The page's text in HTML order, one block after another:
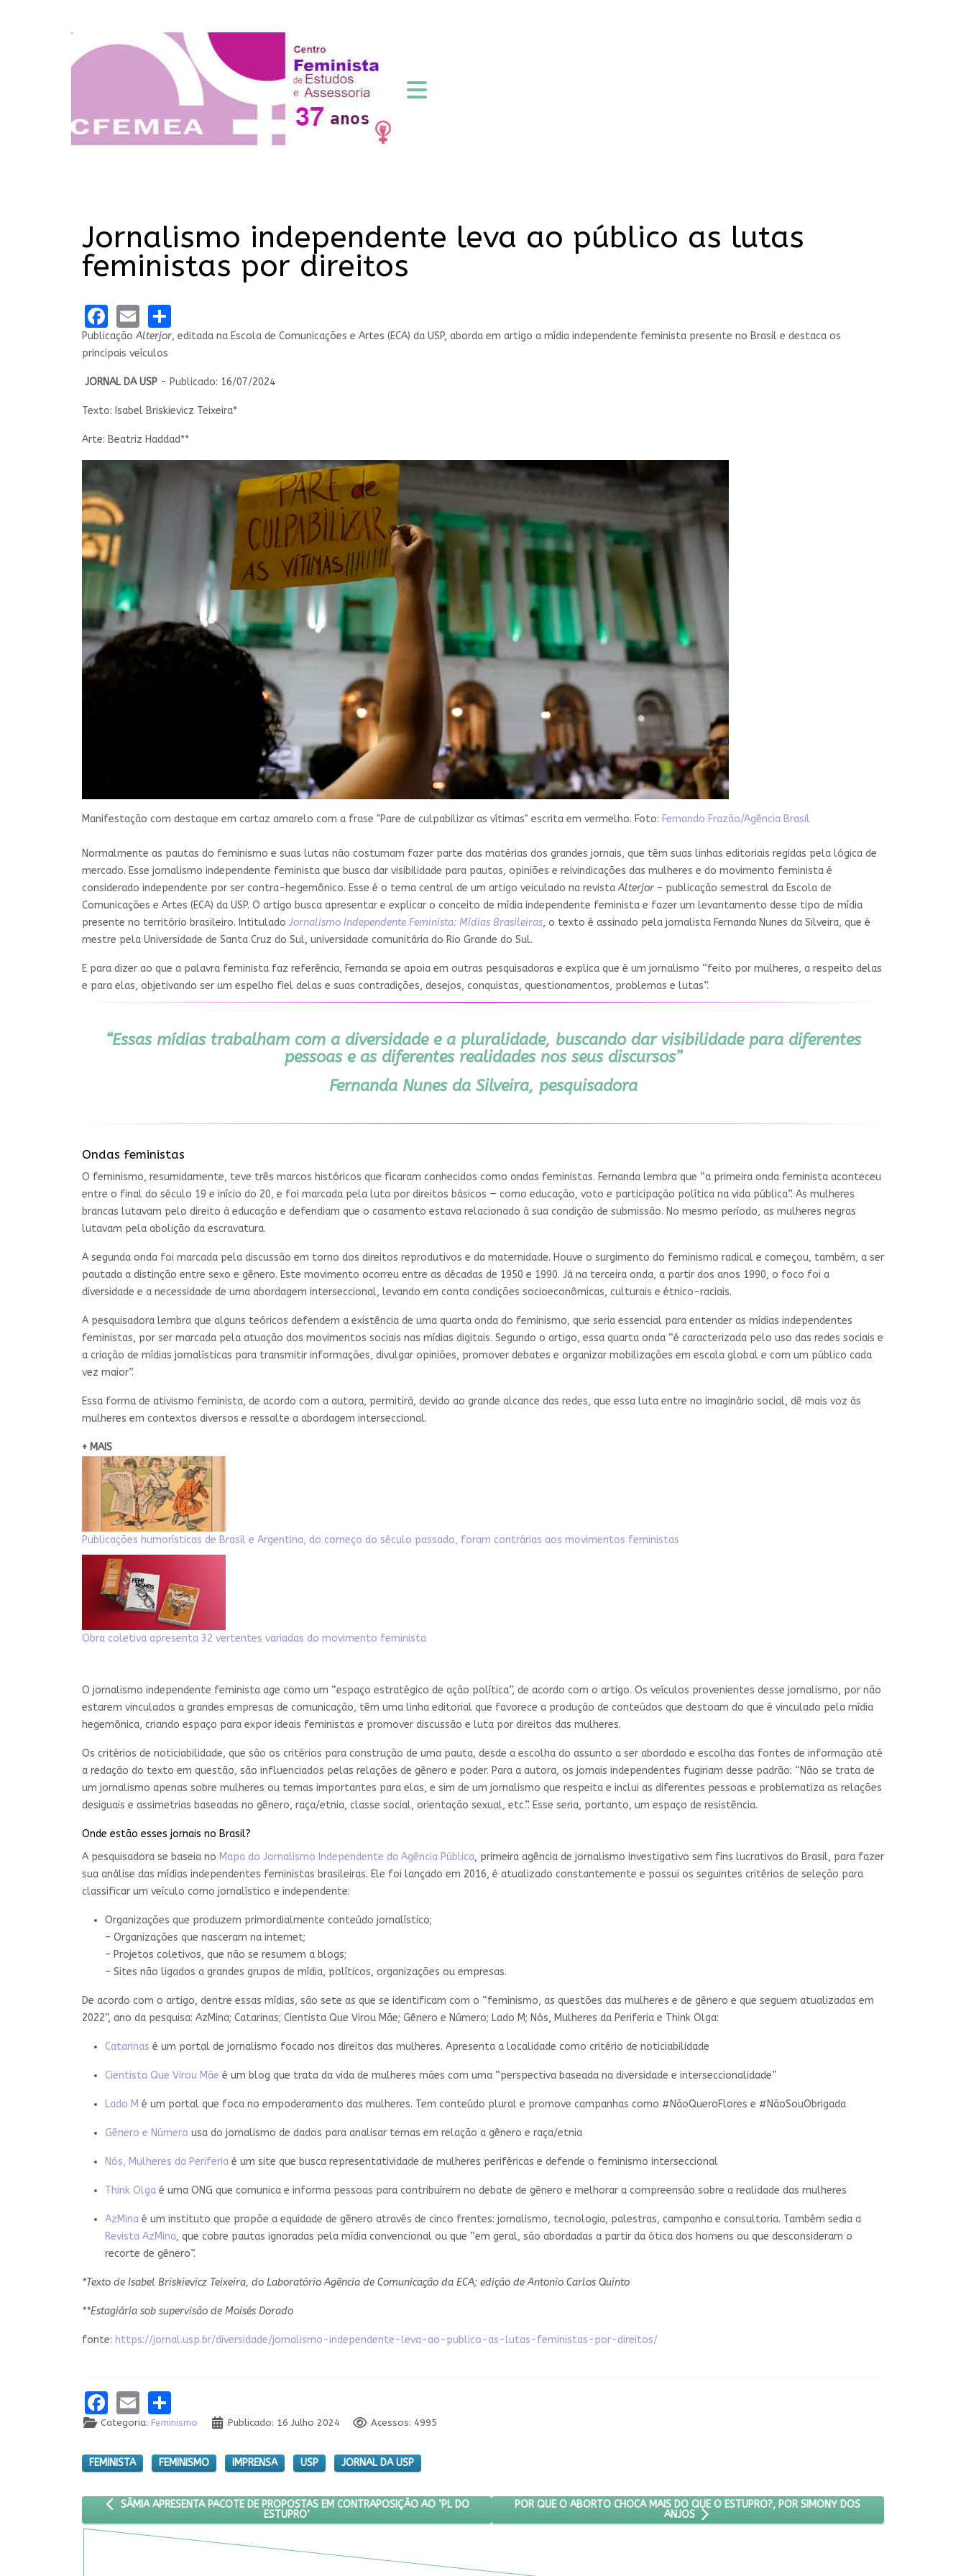
Jornalismo independente leva ao público as lutas
feministas por direitos
Facebook
Email
PublicaçãoAlterjor, editada na Escola de Comunicações e Artes (ECA) da USP, aborda em artigo a mídia independente feminista presente no Brasil e destaca os
principais veículos
JORNAL DA USP - Publicado: 16/07/2024
Texto: Isabel Briskievicz Teixeira*
Arte: Beatriz Haddad**
Manifestação com destaque em cartaz amarelo com a frase "Pare de culpabilizar as vítimas" escrita em vermelho. Foto: Fernando Frazão/Agência Brasil
Normalmente as pautas do feminismo e suas lutas não costumam fazer parte das matérias dos grandes jornais, que têm suas linhas editoriais regidas pela lógica de
mercado. Esse jornalismo independente feminista que busca dar visibilidade para pautas, opiniões e reivindicações das mulheres e do movimento feminista é
considerado independente por ser contra-hegemônico. Esse é o tema central de um artigo veiculado na revistaAlterjor – publicação semestral da Escola de
Comunicações e Artes (ECA) da USP. O artigo busca apresentar e explicar o conceito de mídia independente feminista e fazer um levantamento desse tipo de mídia
presente no território brasileiro. IntituladoJornalismo Independente Feminista: Mídias Brasileiras, o texto é assinado pela jornalista Fernanda Nunes da Silveira, que é
mestre pela Universidade de Santa Cruz do Sul, universidade comunitária do Rio Grande do Sul.
E para dizer ao que a palavra feminista faz referência, Fernanda se apoia em outras pesquisadoras e explica que é um jornalismo “feito por mulheres, a respeito delas
e para elas, objetivando ser um espelho fiel delas e suas contradições, desejos, conquistas, questionamentos, problemas e lutas”.
“Essas mídias trabalham com a diversidade e a pluralidade, buscando dar visibilidade para diferentes
pessoas e as diferentes realidades nos seus discursos”
Fernanda Nunes da Silveira, pesquisadora
Ondas feministas
O feminismo, resumidamente, teve três marcos históricos que ficaram conhecidos como ondas feministas. Fernanda lembra que “a primeira onda feminista aconteceu
entre o final do século 19 e início do 20, e foi marcada pela luta por direitos básicos — como educação, voto e participação política na vida pública”. As mulheres
brancas lutavam pelo direito à educação e defendiam que o casamento estava relacionado à sua condição de submissão. No mesmo período, as mulheres negras
lutavam pela abolição da escravatura.
A segunda onda foi marcada pela discussão em torno dos direitos reprodutivos e da maternidade. Houve o surgimento do feminismo radical e começou, também, a ser
pautada a distinção entre sexo e gênero. Este movimento ocorreu entre as décadas de 1950 e 1990. Já na terceira onda, a partir dos anos 1990, o foco foi a
diversidade e a necessidade de uma abordagem interseccional, levando em conta condições socioeconômicas, culturais e étnico-raciais.
A pesquisadora lembra que alguns teóricos defendem a existência de uma quarta onda do feminismo, que seria essencial para entender as mídias independentes
feministas, por ser marcada pela atuação dos movimentos sociais nas mídias digitais. Segundo o artigo, essa quarta onda “é caracterizada pelo uso das redes sociais e
a criação de mídias jornalísticas para transmitir informações, divulgar opiniões, promover debates e organizar mobilizações em escala global e com um público cada
vez maior”.
Essa forma de ativismo feminista, de acordo com a autora, permitirá, devido ao grande alcance das redes, que essa luta entre no imaginário social, dê mais voz às
mulheres em contextos diversos e ressalte a abordagem interseccional.
+ MAIS
Publicações humorísticas de Brasil e Argentina, do começo do século passado, foram contrárias aos movimentos feministas
Obra coletiva apresenta 32 vertentes variadas do movimento feminista
O jornalismo independente feminista age como um “espaço estratégico de ação política”, de acordo com o artigo. Os veículos provenientes desse jornalismo, por não
estarem vinculados a grandes empresas de comunicação, têm uma linha editorial que favorece a produção de conteúdos que destoam do que é vinculado pela mídia
hegemônica, criando espaço para expor ideais feministas e promover discussão e luta por direitos das mulheres.
Os critérios de noticiabilidade, que são os critérios para construção de uma pauta, desde a escolha do assunto a ser abordado e escolha das fontes de informação até
a redação do texto em questão, são influenciados pelas relações de gênero e poder. Para a autora, os jornais independentes fugiriam desse padrão: “Não se trata de
um jornalismo apenas sobre mulheres ou temas importantes para elas, e sim de um jornalismo que respeita e inclui as diferentes pessoas e problematiza as relações
desiguais e assimetrias baseadas no gênero, raça/etnia, classe social, orientação sexual, etc.”. Esse seria, portanto, um espaço de resistência.
Onde estão esses jornais no Brasil?
A pesquisadora se baseia no Mapa do Jornalismo Independente da Agência Pública, primeira agência de jornalismo investigativo sem fins lucrativos do Brasil, para fazer
sua análise das mídias independentes feministas brasileiras. Ele foi lançado em 2016, é atualizado constantemente e possui os seguintes critérios de seleção para
classificar um veículo como jornalístico e independente:
Organizações que produzem primordialmente conteúdo jornalístico;
– Organizações que nasceram na internet;
– Projetos coletivos, que não se resumem a blogs;
– Sites não ligados a grandes grupos de mídia, políticos, organizações ou empresas.
De acordo com o artigo, dentre essas mídias, são sete as que se identificam com o “feminismo, as questões das mulheres e de gênero e que seguem atualizadas em
2022”, ano da pesquisa: AzMina; Catarinas; Cientista Que Virou Mãe; Gênero e Número; Lado M; Nós, Mulheres da Periferia e Think Olga:
Catarinas é um portal de jornalismo focado nos direitos das mulheres. Apresenta a localidade como critério de noticiabilidade
Cientista Que Virou Mãe é um blog que trata da vida de mulheres mães com uma “perspectiva baseada na diversidade e interseccionalidade”
Lado M é um portal que foca no empoderamento das mulheres. Tem conteúdo plural e promove campanhas como #NãoQueroFlores e #NãoSouObrigada
Gênero e Número usa do jornalismo de dados para analisar temas em relação a gênero e raça/etnia
Nós, Mulheres da Periferia é um site que busca representatividade de mulheres periféricas e defende o feminismo interseccional
Think Olga é uma ONG que comunica e informa pessoas para contribuírem no debate de gênero e melhorar a compreensão sobre a realidade das mulheres
AzMina é um instituto que propõe a equidade de gênero através de cinco frentes: jornalismo, tecnologia, palestras, campanha e consultoria. Também sedia a
Revista AzMina, que cobre pautas ignoradas pela mídia convencional ou que “em geral, são abordadas a partir da ótica dos homens ou que desconsideram o
recorte de gênero”.
*Texto de Isabel Briskievicz Teixeira, do Laboratório Agência de Comunicação da ECA; edição de Antonio Carlos Quinto
**Estagiária sob supervisão de Moisés Dorado
fonte: https://jornal.usp.br/diversidade/jornalismo-independente-leva-ao-publico-as-lutas-feministas-por-direitos/
Facebook
Email
Categoria: Feminismo Publicado: 16 Julho 2024 Acessos: 4995
FEMINISTA FEMINISMO IMPRENSA USP JORNAL DA USP
ARTIGO ANTERIOR: SÂMIA APRESENTA PACOTE DE PROPOSTAS EM CONTRAPOSIÇÃO AO ‘PL DO ESTUPRO’
SÂMIA APRESENTA PACOTE DE PROPOSTAS EM CONTRAPOSIÇÃO AO ‘PL DO
ESTUPRO’
PRÓXIMO ARTIGO: POR QUE O ABORTO CHOCA MAIS DO QUE O ESTUPRO?, POR SIMONY DOS
POR QUE O ABORTO CHOCA MAIS DO QUE O ESTUPRO?, POR SIMONY DOS
ANJOS